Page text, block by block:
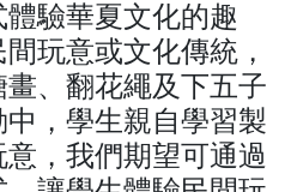
驗華夏文化的趣
玩意或文化傳統，
、翻花繩及下五子
，學生親自學習製
，我們期望可通過